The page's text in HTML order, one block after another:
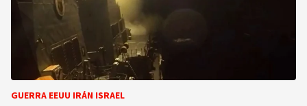
GUERRA EEUU IRÁN ISRAEL